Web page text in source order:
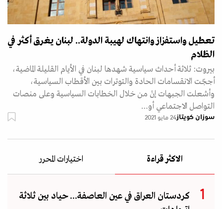
تعطيل واستفزاز وانتهاك لهيبة الدولة.. لبنان يغرق أكثر في
الظلام
بيروت: ثلاثة أحداث سياسية شهدها لبنان في الأيام القليلة الماضية،
أججّت الانقسامات الحادة والتوترات بين الأقطاب السياسية،
وأشعلت الجبهات إنْ من خلال الخطابات السياسية وعلى منصات
التواصل الاجتماعي أو…
سوزان كويتاز24 مايو 2021
الاكثر قراءة اختيارات المحرر
كردستان العراق في عين العاصفة... حياد بين ثلاثة